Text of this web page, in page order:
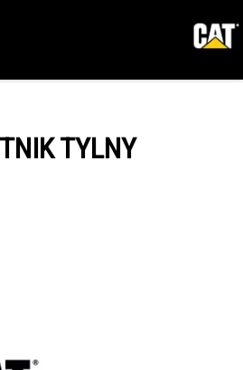
TYLNY